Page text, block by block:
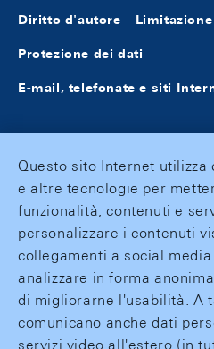
Diritto d'autore
Protezione dei dati
E-mail, telefonate e siti
Questo sito Internet
e altre tecnologie per
funzionalità, contenuti e
personalizzare i contenuti
collegamenti a social
analizzare in forma
di migliorarne l'usabilità. A
comunicano anche dati
servizi video all'estero (in